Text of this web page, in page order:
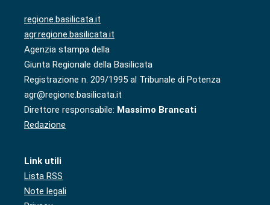
regione.basilicata.it
agr.regione.basilicata.it
Agenzia stampa della
Giunta Regionale della Basilicata
Registrazione n. 209/1995 al Tribunale di Potenza
agr@regione.basilicata.it
Direttore responsabile: Massimo Brancati
Redazione
Link utili
Lista RSS
Note legali